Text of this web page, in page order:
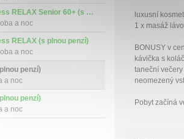
Relaxační pobyt Wellness RELAX Senior 60+ (s plnou penzí)
a noc
RELAX (s plnou penzí)
a noc
penzí)
a noc
penzí)
a noc
luxusní
1 x masáž
BONUSY v
kávička s
taneční
neomezený
Pobyt začíná